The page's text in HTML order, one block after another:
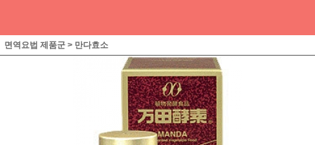
면역요법 제품군 > 만다효소